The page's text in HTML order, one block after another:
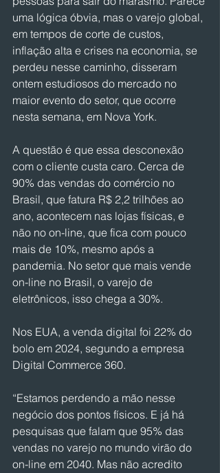
uma lógica óbvia, mas o varejo global,
em tempos de corte de custos,
inflação alta e crises na economia, se
perdeu nesse caminho, disseram
ontem estudiosos do mercado no
maior evento do setor, que ocorre
nesta semana, em Nova York.
A questão é que essa desconexão
com o cliente custa caro. Cerca de
90% das vendas do comércio no
Brasil, que fatura R$ 2,2 trilhões ao
ano, acontecem nas lojas físicas, e
não no on-line, que fica com pouco
mais de 10%, mesmo após a
pandemia. No setor que mais vende
on-line no Brasil, o varejo de
eletrônicos, isso chega a 30%.
Nos EUA, a venda digital foi 22% do
bolo em 2024, segundo a empresa
Digital Commerce 360.
“Estamos perdendo a mão nesse
negócio dos pontos físicos. E já há
pesquisas que falam que 95% das
vendas no varejo no mundo virão do
on-line em 2040. Mas não acredito